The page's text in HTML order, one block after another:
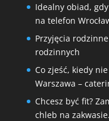
Idealny obiad,
na telefon
Przyjęcia
rodzinnych
Co zjeść, kiedy
Warszawa –
Chcesz być fit?
chleb na